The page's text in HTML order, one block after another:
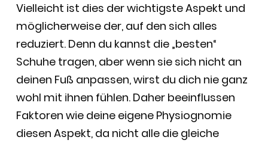
Vielleicht ist dies der wichtigste Aspekt und
möglicherweise der, auf den sich alles
reduziert. Denn du kannst die „besten“
Schuhe tragen, aber wenn sie sich nicht an
deinen Fuß anpassen, wirst du dich nie ganz
wohl mit ihnen fühlen. Daher beeinflussen
Faktoren wie deine eigene Physiognomie
diesen Aspekt, da nicht alle die gleiche